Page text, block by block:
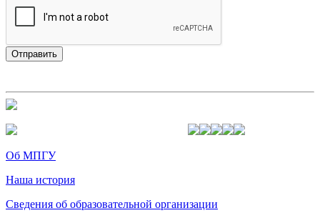
Об МПГУ
Наша история
Сведения об образовательной организации